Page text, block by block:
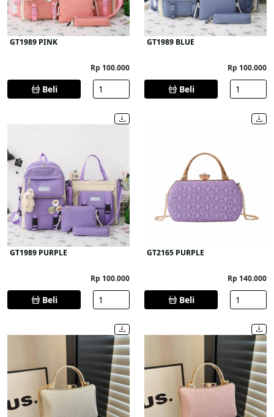
GT1989 PINK
Rp 100.000
Beli
GT1989 BLUE
Rp 100.000
Beli
GT1989 PURPLE
Rp 100.000
Beli
GT2165 PURPLE
Rp 140.000
Beli